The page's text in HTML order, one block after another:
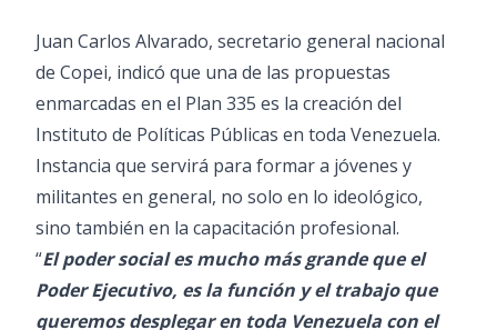
Juan Carlos Alvarado, secretario general nacional
de Copei, indicó que una de las propuestas
enmarcadas en el Plan 335 es la creación del
Instituto de Políticas Públicas en toda Venezuela.
Instancia que servirá para formar a jóvenes y
militantes en general, no solo en lo ideológico,
sino también en la capacitación profesional.
“El poder social es mucho más grande que el
Poder Ejecutivo, es la función y el trabajo que
queremos desplegar en toda Venezuela con el